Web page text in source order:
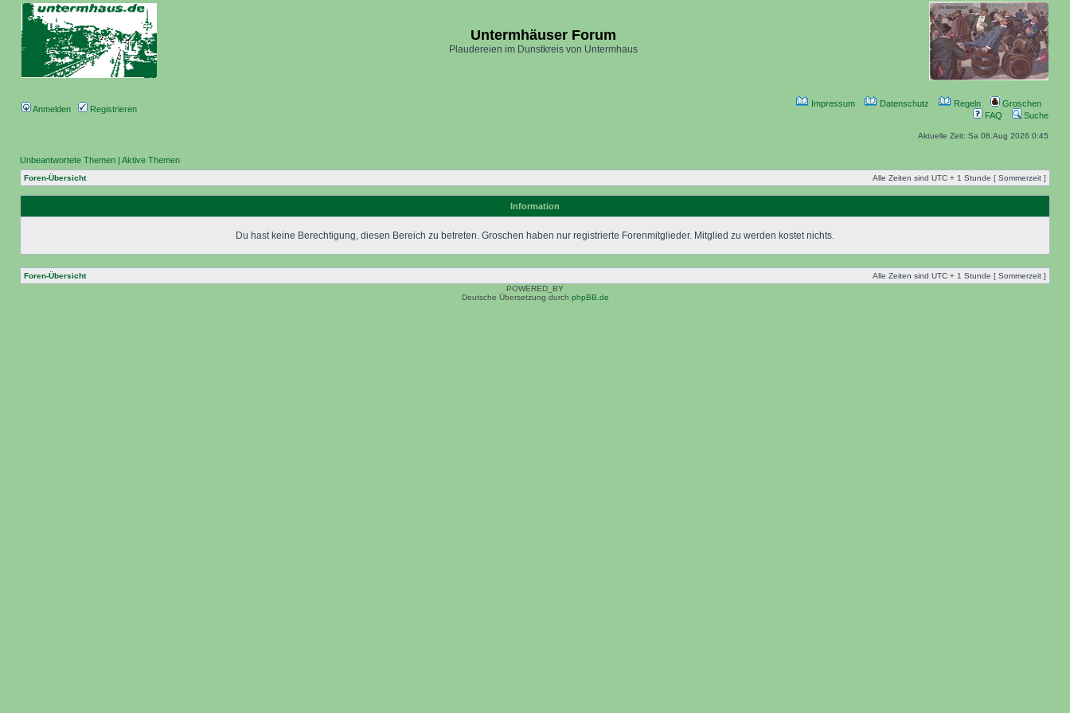
Untermhäuser Forum
Plaudereien im Dunstkreis von Untermhaus
Anmelden Registrieren
Impressum Datenschutz Regeln
Groschen
FAQ
Suche
Aktuelle Zeit: Sa 08.Aug 2026 0:45
Unbeantwortete Themen | Aktive Themen
Foren-Übersicht Alle Zeiten sind UTC + 1 Stunde [ Sommerzeit ]
Information
Du hast keine Berechtigung, diesen Bereich zu betreten. Groschen haben nur registrierte Forenmitglieder. Mitglied zu werden kostet nichts.
Foren-Übersicht
Alle Zeiten sind UTC + 1 Stunde [ Sommerzeit ]
POWERED_BY
Deutsche Übersetzung durch phpBB.de